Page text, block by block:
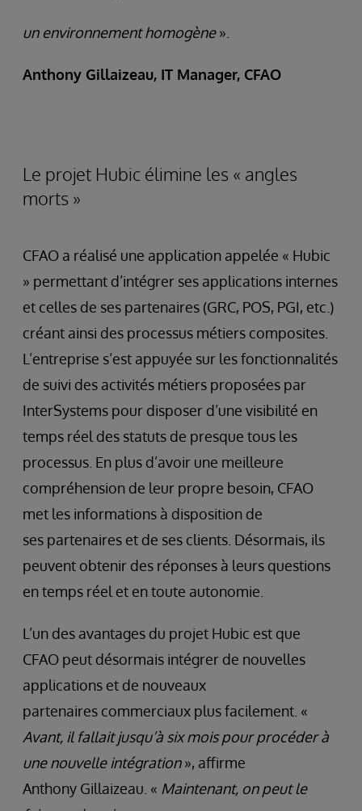
un environnement homogène».
Anthony Gillaizeau, IT Manager, CFAO
Le projet Hubic élimine les « angles
morts »
CFAO a réalisé une application appelée « Hubic
» permettant d’intégrer ses applications internes
et celles de ses partenaires (GRC, POS, PGI, etc.)
créant ainsi des processus métiers composites.
L’entreprise s’est appuyée sur les fonctionnalités
de suivi des activités métiers proposées par
InterSystems pour disposer d’une visibilité en
temps réel des statuts de presque tous les
processus. En plus d’avoir une meilleure
compréhension de leur propre besoin, CFAO
met les informations à disposition de
ses partenaires et de ses clients. Désormais, ils
peuvent obtenir des réponses à leurs questions
en temps réel et en toute autonomie.
L’un des avantages du projet Hubic est que
CFAO peut désormais intégrer de nouvelles
applications et de nouveaux
partenaires commerciaux plus facilement. «
Avant, il fallait jusqu’à six moispour procéder à
une nouvelle intégration», affirme
Anthony Gillaizeau. « Maintenant, on peut le